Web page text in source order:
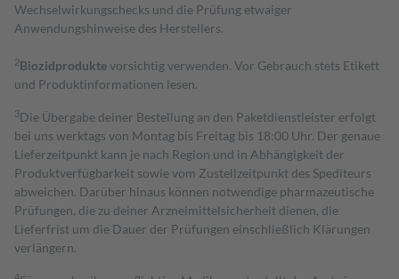
Wechselwirkungschecks und die Prüfung etwaiger
Anwendungshinweise des Herstellers.
2Biozidproduktevorsichtig verwenden. Vor Gebrauch stets Etikett
und Produktinformationen lesen.
3Die Übergabe deiner Bestellung an den Paketdienstleister erfolgt
bei uns werktags von Montag bis Freitag bis 18:00 Uhr. Der genaue
Lieferzeitpunkt kann je nach Region und in Abhängigkeit der
Produktverfügbarkeit sowie vom Zustellzeitpunkt des Spediteurs
abweichen. Darüber hinaus können notwendige pharmazeutische
Prüfungen, die zu deiner Arzneimittelsicherheit dienen, die
Lieferfrist um die Dauer der Prüfungen einschließlich Klärungen
verlängern.